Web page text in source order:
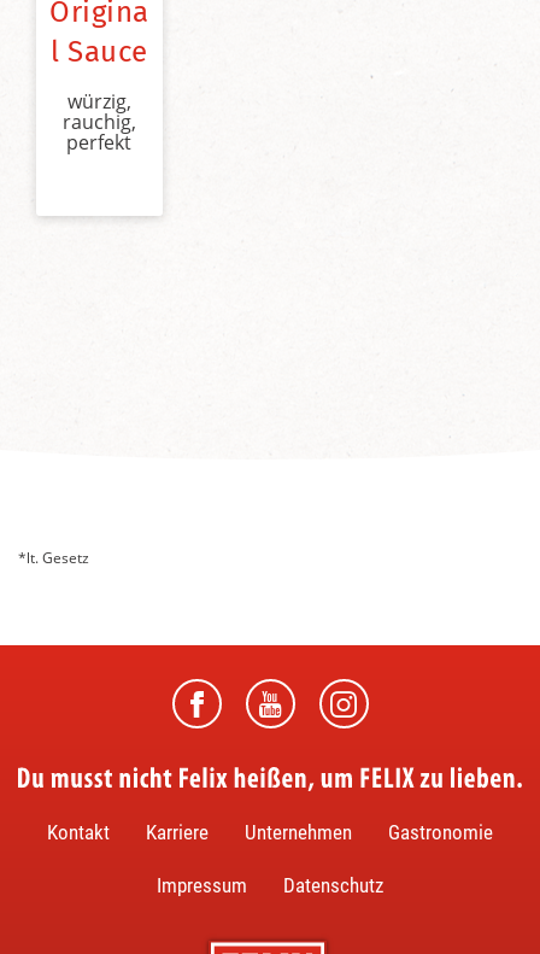
Origina
l Sauce
würzig,
rauchig,
perfekt
*lt. Gesetz
Du musst nicht Felix heißen, um FELIX zu lieben.
Kontakt Karriere Unternehmen Gastronomie
Impressum Datenschutz